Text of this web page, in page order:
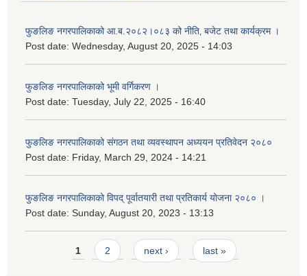
फुङलिङ नगरपालिकाको आ.ब.२०८२।०८३ को नीति‚ बजेट तथा कार्यक्रम ।
Post date: Wednesday, August 20, 2025 - 14:03
फुङलिङ नगरपालिकाको भूमी वर्गिकरण ।
Post date: Tuesday, July 22, 2025 - 16:40
फुङलिङ नगरपालिकाको संगठन तथा व्यवस्थापन अध्ययन प्रतिवेदन २०८०
Post date: Friday, March 29, 2024 - 14:21
फुङलिङ नगरपालिकाको विपद् पूर्वातयारी तथा प्रतिकार्य योजना २०८० ।
Post date: Sunday, August 20, 2023 - 13:13
Pages1 2 next › last »